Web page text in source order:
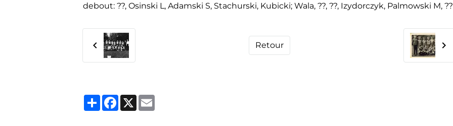
debout: ??, Osinski L, Adamski S, Stachurski, Kubicki; Wala, ??, ??, Izydorczyk, Palmowski M, ??
Retour
PartagerFacebook
X